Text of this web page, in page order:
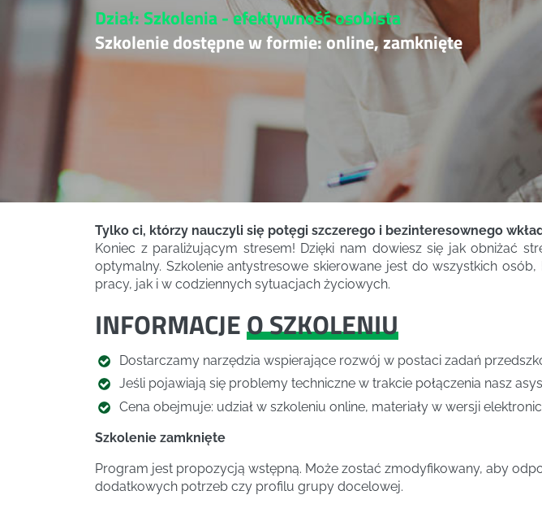
Dział: Szkolenia - efektywność osobista
Szkolenie dostępne w formie: online, zamknięte
Tylko ci, którzy nauczyli się potęgi szczerego i bezinteresownego
Koniec z paraliżującym stresem! Dzięki nam dowiesz się jak obniżać
optymalny. Szkolenie antystresowe skierowane jest do wszystkich
pracy, jak i w codziennych sytuacjach życiowych.
INFORMACJEO SZKOLENIU
Dostarczamy narzędzia wspierające rozwój w postaci zadań
Jeśli pojawiają się problemy techniczne w trakcie połączenia nasz
Cena obejmuje: udział w szkoleniu online, materiały w wersji
Szkolenie zamknięte
Program jest propozycją wstępną. Może zostać zmodyfikowany, aby
dodatkowych potrzeb czy profilu grupy docelowej.